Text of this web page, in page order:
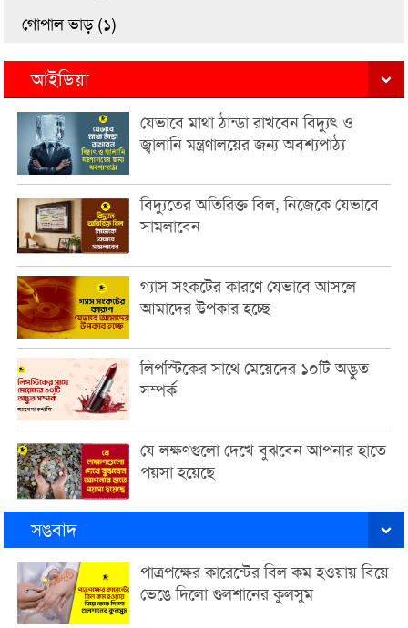
গোপাল ভাড় (১)
আইডিয়া
যেভাবে মাথা ঠান্ডা রাখবেন বিদ্যুৎ ও
জ্বালানি মন্ত্রণালয়ের জন্য অবশ্যপাঠ্য
বিদ্যুতের অতিরিক্ত বিল, নিজেকে যেভাবে
সামলাবেন
গ্যাস সংকটের কারণে যেভাবে আসলে
আমাদের উপকার হচ্ছে
লিপস্টিকের সাথে মেয়েদের ১০টি অদ্ভুত
সম্পর্ক
যে লক্ষণগুলো দেখে বুঝবেন আপনার হাতে
পয়সা হয়েছে
সঙবাদ
পাত্রপক্ষের কারেন্টের বিল কম হওয়ায় বিয়ে
ভেঙে দিলো গুলশানের কুলসুম